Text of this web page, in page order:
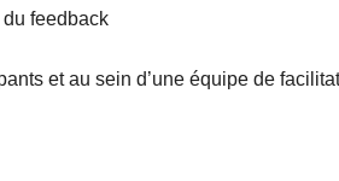
feedback
et au sein d’une équipe de